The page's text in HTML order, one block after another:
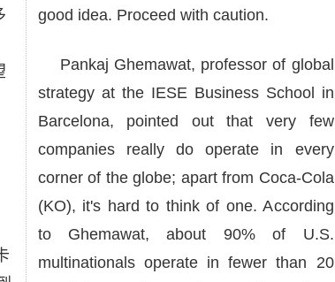
good idea. Proceed with caution.
Pankaj Ghemawat, professor of global
strategy at the IESE Business School in
Barcelona, pointed out that very few
companies really do operate in every
corner of the globe; apart from Coca-Cola
(KO), it's hard to think of one. According
to Ghemawat, about 90% of U.S.
multinationals operate in fewer than 20